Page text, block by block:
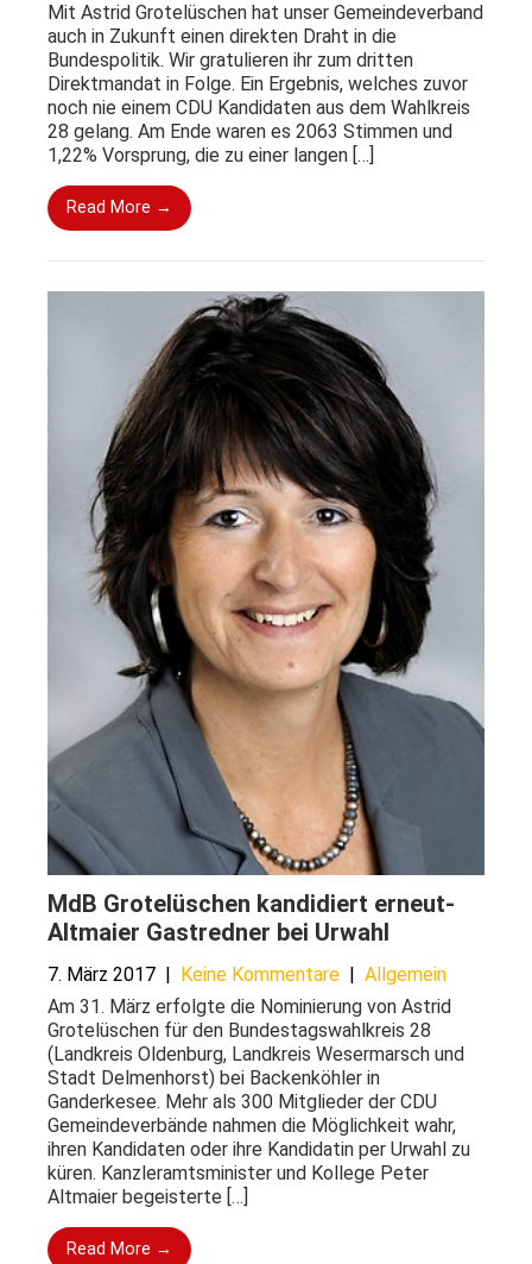
Mit Astrid Grotelüschen hat unser Gemeindeverband
auch in Zukunft einen direkten Draht in die
Bundespolitik. Wir gratulieren ihr zum dritten
Direktmandat in Folge. Ein Ergebnis, welches zuvor
noch nie einem CDU Kandidaten aus dem Wahlkreis
28 gelang. Am Ende waren es 2063 Stimmen und
1,22% Vorsprung, die zu einer langen […]
Read More →
MdB Grotelüschen kandidiert erneut-
Altmaier Gastredner bei Urwahl
7. März 2017 Keine Kommentare
Allgemein
Am 31. März erfolgte die Nominierung von Astrid
Grotelüschen für den Bundestagswahlkreis 28
(Landkreis Oldenburg, Landkreis Wesermarsch und
Stadt Delmenhorst) bei Backenköhler in
Ganderkesee. Mehr als 300 Mitglieder der CDU
Gemeindeverbände nahmen die Möglichkeit wahr,
ihren Kandidaten oder ihre Kandidatin per Urwahl zu
küren. Kanzleramtsminister und Kollege Peter
Altmaier begeisterte […]
Read More →